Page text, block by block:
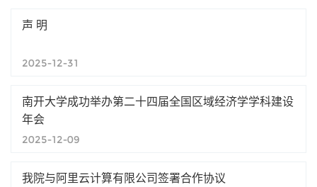
声 明
2025-12-31
南开大学成功举办第二十四届全国区域经济学学科建设
年会
2025-12-09
我院与阿里云计算有限公司签署合作协议